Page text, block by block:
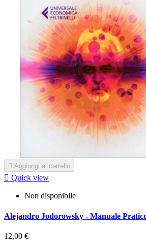
 Aggiungi al carrello
 Quick view
Non disponibile
Alejandro Jodorowsky - Manuale
12,00 €